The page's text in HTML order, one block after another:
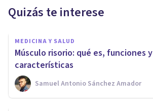
Quizás te interese
MEDICINA Y SALUD
Músculo risorio: qué es, funciones y
características
Samuel Antonio Sánchez Amador